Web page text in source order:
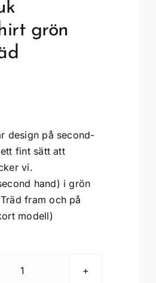
grön
design på second-
fint sätt att
vi.
hand) i grön
fram och på
modell)
Återbruk